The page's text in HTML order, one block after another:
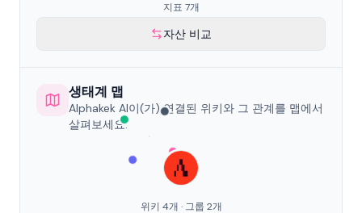
지표 7개
자산 비교
생태계 맵
Alphakek AI이(가) 연결된 위키와 그 관계를 맵에서
살펴보세요.
위키 4개 · 그룹 2개